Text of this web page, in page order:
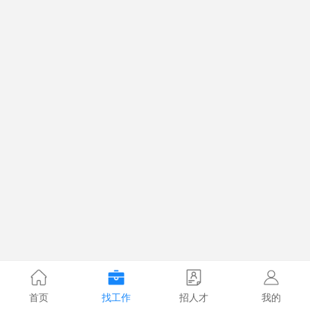
首页 找工作 招人才 我的